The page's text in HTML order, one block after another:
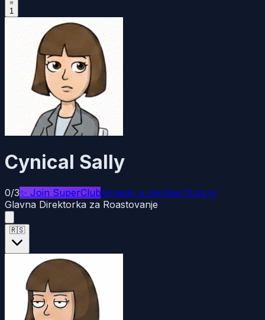
1
Cynical Sally
0/3✨ Join SuperClubAlready a member?Log in
Glavna Direktorka za Roastovanje
🇷🇸